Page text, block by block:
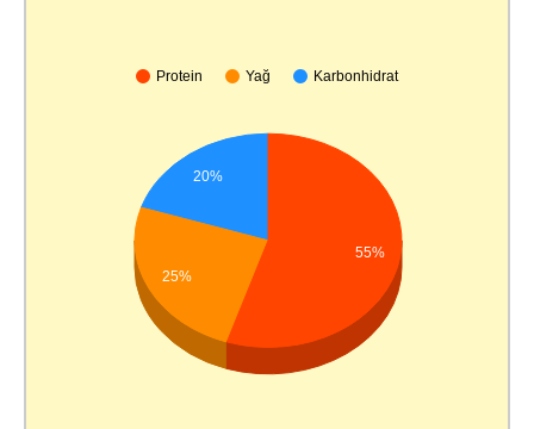
Protein Yağ Karbonhidrat
20%
25%
55%